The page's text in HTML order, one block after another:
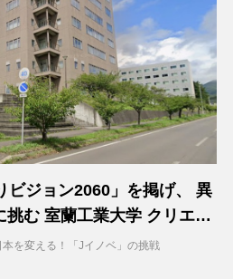
ビジョン2060」を掲げ、 異
む 室蘭工業大学 クリエイ
ンセンター（CCC）
を変える！「Jイノベ」の挑戦